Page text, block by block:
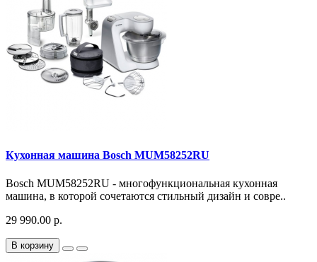
Кухонная машина Bosch MUM58252RU
Bosch MUM58252RU - многофункциональная кухонная
машина, в которой сочетаются стильный дизайн и совре..
29 990.00 р.
В корзину